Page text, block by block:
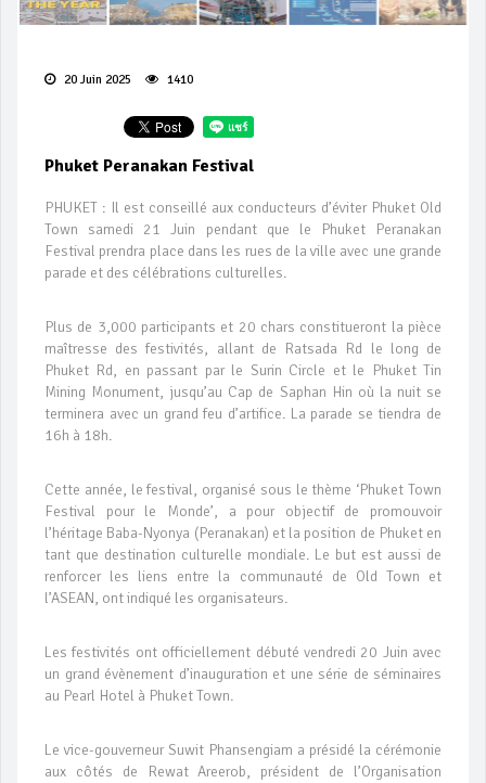
20 Juin 2025 1410
Phuket Peranakan Festival
PHUKET : Il est conseillé aux conducteurs d’éviter Phuket Old
Town samedi 21 Juin pendant que le Phuket Peranakan
Festival prendra place dans les rues de la ville avec une grande
parade et des célébrations culturelles.
Plus de 3,000 participants et 20 chars constitueront la pièce
maîtresse des festivités, allant de Ratsada Rd le long de
Phuket Rd, en passant par le Surin Circle et le Phuket Tin
Mining Monument, jusqu’au Cap de Saphan Hin où la nuit se
terminera avec un grand feu d’artifice. La parade se tiendra de
16h à 18h.
Cette année, le festival, organisé sous le thème ‘Phuket Town
Festival pour le Monde’, a pour objectif de promouvoir
l’héritage Baba-Nyonya (Peranakan) et la position de Phuket en
tant que destination culturelle mondiale. Le but est aussi de
renforcer les liens entre la communauté de Old Town et
l’ASEAN, ont indiqué les organisateurs.
Les festivités ont officiellement débuté vendredi 20 Juin avec
un grand évènement d’inauguration et une série de séminaires
au Pearl Hotel à Phuket Town.
Le vice-gouverneur Suwit Phansengiam a présidé la cérémonie
aux côtés de Rewat Areerob, président de l’Organisation